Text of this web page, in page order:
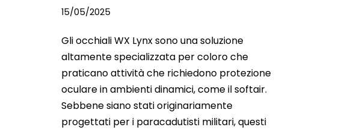
15/05/2025
Gli occhiali WX Lynx sono una soluzione
altamente specializzata per coloro che
praticano attività che richiedono protezione
oculare in ambienti dinamici, come il softair.
Sebbene siano stati originariamente
progettati per i paracadutisti militari, questi